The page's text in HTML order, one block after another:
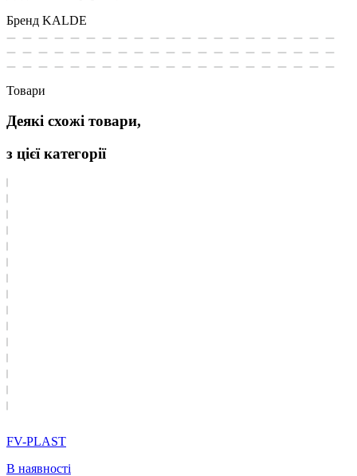
Бренд KALDE
Товари
Деякі схожі товари,
з цієї категорії
FV-PLAST
В наявності